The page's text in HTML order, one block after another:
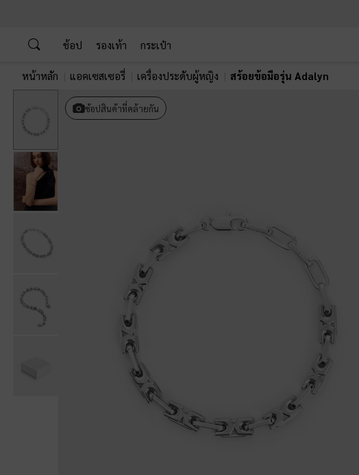
ช้อป รองเท้า กระเป๋า
หน้าหลัก แอคเซสเซอรี่ เครื่องประดับผู้หญิง สร้อยข้อมือรุ่น Adalyn
ช้อปสินค้าที่คล้ายกัน